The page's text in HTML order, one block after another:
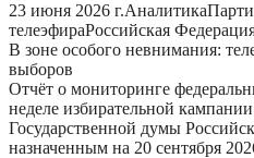
23 июня 2026 г.Аналитика
телеэфираРоссийская
В зоне особого невнимания:
выборов
Отчёт о мониторинге
неделе избирательной
Государственной думы
назначенным на 20 сентября